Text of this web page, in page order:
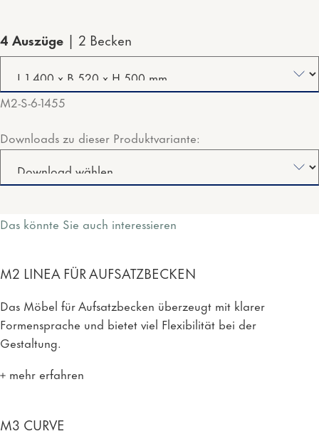
4 Auszüge 2 Becken
M2-S-6-1455
Downloads zu dieser Produktvariante:
Das könnte Sie auch interessieren
M2 LINEA FÜR AUFSATZBECKEN
Das Möbel für Aufsatzbecken überzeugt mit klarer
Formensprache und bietet viel Flexibilität bei der
Gestaltung.
mehr erfahren
M3 CURVE